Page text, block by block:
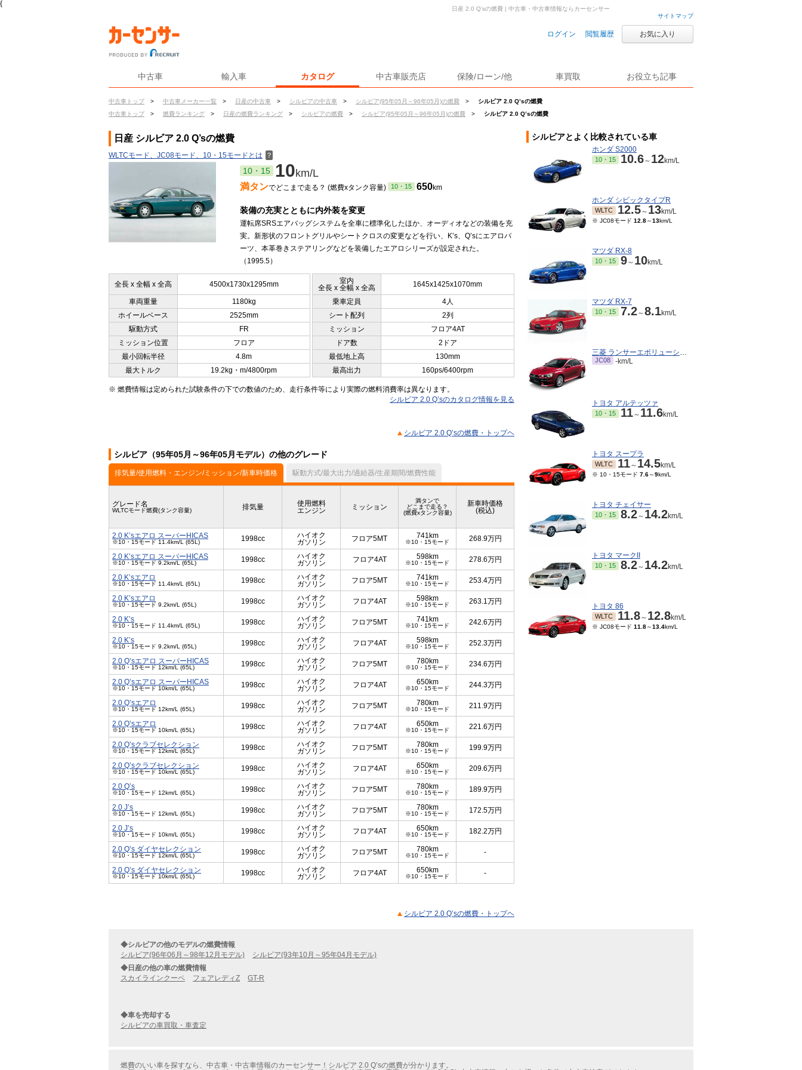
{
サイトマップ
ログイン 閲覧履歴 お気に入り
中古車 輸入車 カタログ 中古車販売店 保険/ローン/他 車買取 お役立ち記事
中古車トップ > 中古車メーカー一覧 > 日産の中古車 > シルビアの中古車 > シルビア(95年05月～96年05月)の燃費 >
シルビア 2.0 Q’sの燃費
中古車トップ
> 燃費ランキング > 日産の燃費ランキング > シルビアの燃費 > シルビア(95年05月～96年05月)の燃費 > シルビア 2.0 Q’sの燃費
日産 2.0 Q’sの燃費 | 中古車・中古車情報ならカーセンサー
日産 シルビア 2.0 Q’sの燃費
WLTCモード、JC08モード、10・15モードとは ？
10・15 10km/L
満タンでどこまで走る？ (燃費xタンク容量) 10・15 650km
装備の充実とともに内外装を変更
運転席SRSエアバッグシステムを全車に標準化したほか、オーディオなどの装備を充
実。新形状のフロントグリルやシートクロスの変更などを行い、K’s、Q’sにエアロパ
ーツ、本革巻きステアリングなどを装備したエアロシリーズが設定された。
（1995.5）
全長 x 全幅 x 全高 4500x1730x1295mm
室内
全長 x 全幅 x 全高
1645x1425x1070mm
車両重量 1180kg 乗車定員
4人
ホイールベース
2525mm シート配列
2列
駆動方式
FR ミッション
フロア4AT
ミッション位置
フロア ドア数
2ドア
最小回転半径
4.8m 最低地上高
130mm
最大トルク
19.2kg・m/4800rpm 最高出力 160ps/6400rpm
※ 燃費情報は定められた試験条件の下での数値のため、走行条件等により実際の燃料消費率は異なります。
シルビア 2.0 Q’sのカタログ情報を見る
シルビア 2.0 Q’sの燃費・トップヘ
シルビア（95年05月～96年05月モデル）の他のグレード
排気量/使用燃料・エンジン/ミッション/新車時価格 駆動方式/最大出力/過給器/生産期間/燃費性能
グレード名
WLTCモード燃費(タンク容量) 排気量
使用燃料
エンジン
ミッション
満タンで
どこまで走る？
(燃費xタンク容量)
新車時価格
(税込)
2.0 K’sエアロ スーパーHICAS
※10・15モード 11.4km/L (65L) 1998cc
ハイオク
ガソリン
フロア5MT 741km
※10・15モード 268.9万円
2.0 K’sエアロ スーパーHICAS
※10・15モード 9.2km/L (65L) 1998cc
ハイオク
ガソリン
フロア4AT 598km
※10・15モード 278.6万円
2.0 K’sエアロ
※10・15モード 11.4km/L (65L) 1998cc
ハイオク
ガソリン
フロア5MT 741km
※10・15モード 253.4万円
2.0 K’sエアロ
※10・15モード 9.2km/L (65L) 1998cc
ハイオク
ガソリン
フロア4AT 598km
※10・15モード 263.1万円
2.0 K’s
※10・15モード 11.4km/L (65L) 1998cc
ハイオク
ガソリン
フロア5MT 741km
※10・15モード 242.6万円
2.0 K’s
※10・15モード 9.2km/L (65L) 1998cc
ハイオク
ガソリン
フロア4AT 598km
※10・15モード 252.3万円
2.0 Q’sエアロ スーパーHICAS
※10・15モード 12km/L (65L) 1998cc
ハイオク
ガソリン
フロア5MT 780km
※10・15モード 234.6万円
2.0 Q’sエアロ スーパーHICAS
※10・15モード 10km/L (65L) 1998cc
ハイオク
ガソリン
フロア4AT 650km
※10・15モード 244.3万円
2.0 Q’sエアロ
※10・15モード 12km/L (65L) 1998cc
ハイオク
ガソリン
フロア5MT 780km
※10・15モード 211.9万円
2.0 Q’sエアロ
※10・15モード 10km/L (65L) 1998cc
ハイオク
ガソリン
フロア4AT 650km
※10・15モード 221.6万円
2.0 Q’sクラブセレクション
※10・15モード 12km/L (65L) 1998cc
ハイオク
ガソリン
フロア5MT 780km
※10・15モード 199.9万円
2.0 Q’sクラブセレクション
※10・15モード 10km/L (65L) 1998cc
ハイオク
ガソリン
フロア4AT 650km
※10・15モード 209.6万円
2.0 Q’s
※10・15モード 12km/L (65L) 1998cc
ハイオク
ガソリン
フロア5MT 780km
※10・15モード 189.9万円
2.0 J’s
※10・15モード 12km/L (65L) 1998cc
ハイオク
ガソリン
フロア5MT 780km
※10・15モード 172.5万円
2.0 J’s
※10・15モード 10km/L (65L) 1998cc
ハイオク
ガソリン
フロア4AT 650km
※10・15モード 182.2万円
2.0 Q’s ダイヤセレクション
※10・15モード 12km/L (65L) 1998cc
ハイオク
ガソリン
フロア5MT 780km
※10・15モード -
2.0 Q’s ダイヤセレクション
※10・15モード 10km/L (65L) 1998cc
ハイオク
ガソリン
フロア4AT 650km
※10・15モード -
シルビア 2.0 Q’sの燃費・トップヘ
シルビアとよく比較されている車
ホンダ S2000
10・15 10.6～ 12km/L
ホンダ シビックタイプR
WLTC 12.5～ 13km/L
※ JC08モード 12.8～13km/L
マツダ RX-8
10・15 9～ 10km/L
マツダ RX-7
10・15 7.2～8.1km/L
三菱 ランサーエボリューション
JC08 -km/L
トヨタ アルテッツァ
10・15 11～ 11.6km/L
トヨタ スープラ
WLTC 11～ 14.5km/L
※ 10・15モード 7.6～9km/L
トヨタ チェイサー
10・15 8.2～ 14.2km/L
トヨタ マークII
10・15 8.2～ 14.2km/L
トヨタ 86
WLTC 11.8～ 12.8km/L
※ JC08モード 11.8～13.4km/L
◆シルビアの他のモデルの燃費情報
シルビア(96年06月～98年12月モデル)
シルビア(93年10月～95年04月モデル)
◆日産の他の車の燃費情報
スカイラインクーペ
フェアレディZ GT-R
◆車を売却する
シルビアの車買取・車査定
燃費のいい車を探すなら、中古車・中古車情報のカーセンサー！シルビア 2.0 Q’sの燃費が分かります。